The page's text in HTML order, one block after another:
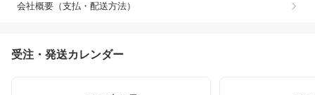
会社概要（支払・配送方法）
受注・発送カレンダー